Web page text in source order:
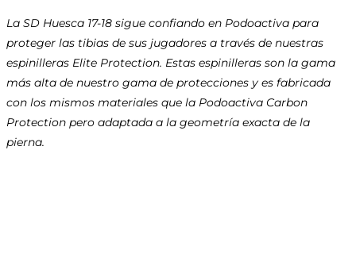
La SD Huesca 17-18 sigue confiando en Podoactiva para
proteger las tibias de sus jugadores a través de nuestras
espinilleras Elite Protection. Estas espinilleras son la gama
más alta de nuestro gama de protecciones y es fabricada
con los mismos materiales que la Podoactiva Carbon
Protection pero adaptada a la geometría exacta de la
pierna.